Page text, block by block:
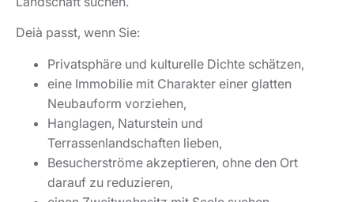
priorisieren. In diesem Fall lohnt ein Vergleich mit
Immobilien in Andratx,Immobilien in Bendinat
Häufige Fragen zu Deià Mallorca
Wie heißt der schönste Ort auf Mallorca?
Viele Mallorca-Kenner nennen Deià, Fornalutx,
Valldemossa oder Pollença. Deià Mallorca punktet mit
der seltenen Kombination aus Bergdorf, Meerblick,